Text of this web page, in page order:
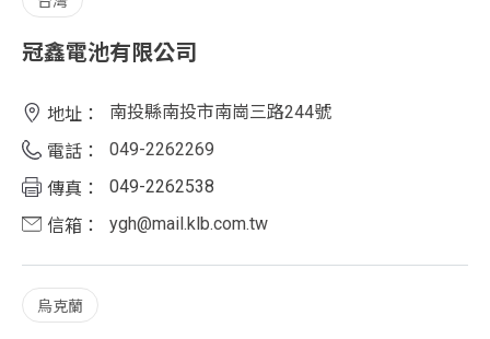
冠鑫電池有限公司
地址：
南投縣南投市南崗三路244號
電話：
049-2262269
傳真：
049-2262538
信箱：
ygh@mail.klb.com.tw
烏克蘭